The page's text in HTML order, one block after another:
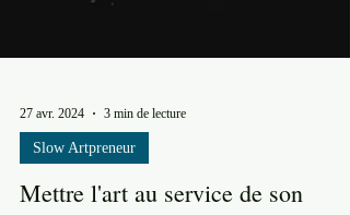
27 avr. 2024 3 min de lecture
Slow Artpreneur